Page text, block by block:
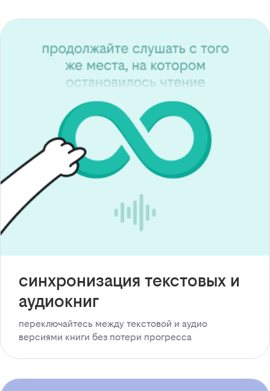
синхронизация текстовых и
аудиокниг
переключайтесь между текстовой и аудио
версиями книги без потери прогресса